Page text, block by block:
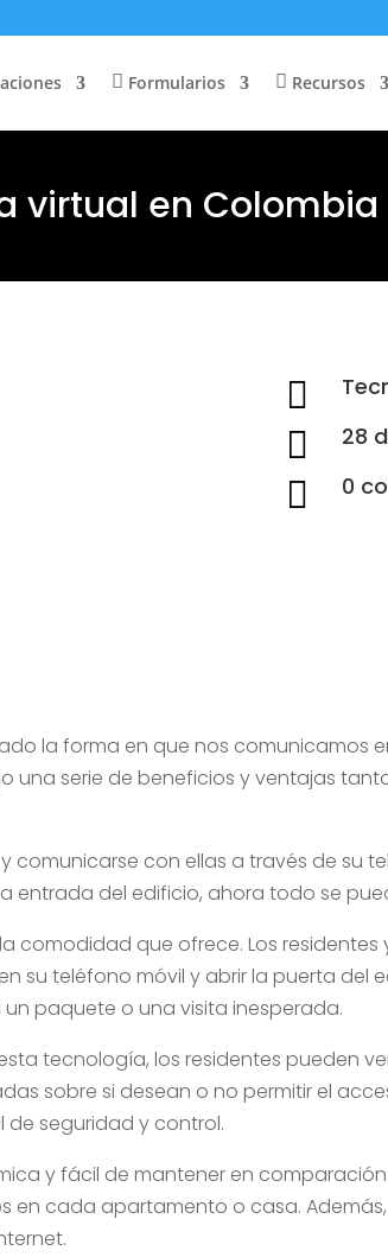
Formularios Recursos
virtual en Colombia

 28
 0
la forma en que nos comunicamos
una serie de beneficios y ventajas
comunicarse con ellas a través de su
entrada del edificio, ahora todo se
comodidad que ofrece. Los
su teléfono móvil y abrir la puerta del
paquete o una visita inesperada.
tecnología, los residentes pueden
sobre si desean o no permitir el
de seguridad y control.
y fácil de mantener en
en cada apartamento o casa.